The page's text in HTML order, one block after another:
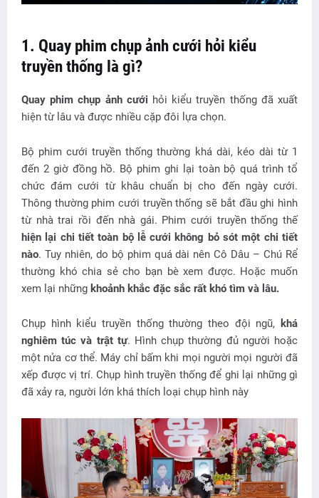
1. Quay phim chụp ảnh cưới hỏi kiểu
truyền thống là gì?
Quay phim chụp ảnh cưới hỏi kiểu truyền thống đã xuất
hiện từ lâu và được nhiều cặp đôi lựa chọn.
Bộ phim cưới truyền thống thường khá dài, kéo dài từ 1
đến 2 giờ đồng hồ. Bộ phim ghi lại toàn bộ quá trình tổ
chức đám cưới từ khâu chuẩn bị cho đến ngày cưới.
Thông thường phim cưới truyền thống sẽ bắt đầu ghi hình
từ nhà trai rồi đến nhà gái. Phim cưới truyền thống thế
hiện lại chi tiết toàn bộ lễ cưới không bỏ sót một chi tiết
nào. Tuy nhiên, do bộ phim quá dài nên Cô Dâu – Chú Rể
thường khó chia sẻ cho bạn bè xem được. Hoặc muốn
xem lại những khoảnh khắc đặc sắc rất khó tìm và lâu.
Chụp hình kiểu truyền thống thường theo đội ngũ,
khá
nghiêm túc và trật tự. Hình chụp thường đủ người hoặc
một nửa cơ thể. Máy chỉ bấm khi mọi người mọi người đã
xếp được vị trí. Chụp hình truyền thống để ghi lại những gì
đã xảy ra, người lớn khá thích loại chụp hình này